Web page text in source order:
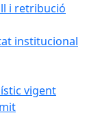
i retribució
institucional
vigent